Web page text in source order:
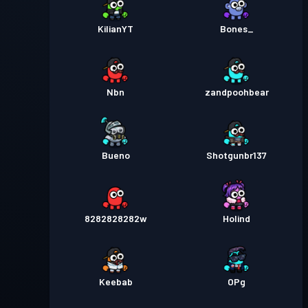
KilianYT Bones_
Nbn zandpoohbear
Bueno Shotgunbr137
8282828282w Holind
Keebab OPg